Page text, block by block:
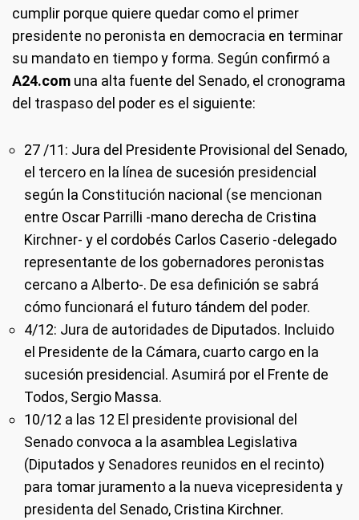
cumplir porque quiere quedar como el primer
presidente no peronista en democracia en terminar
su mandato en tiempo y forma. Según confirmó a
A24.com una alta fuente del Senado, el cronograma
del traspaso del poder es el siguiente:
27 /11: Jura del Presidente Provisional del Senado,
el tercero en la línea de sucesión presidencial
según la Constitución nacional (se mencionan
entre Oscar Parrilli -mano derecha de Cristina
Kirchner- y el cordobés Carlos Caserio -delegado
representante de los gobernadores peronistas
cercano a Alberto-. De esa definición se sabrá
cómo funcionará el futuro tándem del poder.
4/12: Jura de autoridades de Diputados. Incluido
el Presidente de la Cámara, cuarto cargo en la
sucesión presidencial. Asumirá por el Frente de
Todos, Sergio Massa.
10/12 a las 12 El presidente provisional del
Senado convoca a la asamblea Legislativa
(Diputados y Senadores reunidos en el recinto)
para tomar juramento a la nueva vicepresidenta y
presidenta del Senado, Cristina Kirchner.